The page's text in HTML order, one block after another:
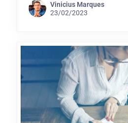
Vinicius Marques
23/02/2023